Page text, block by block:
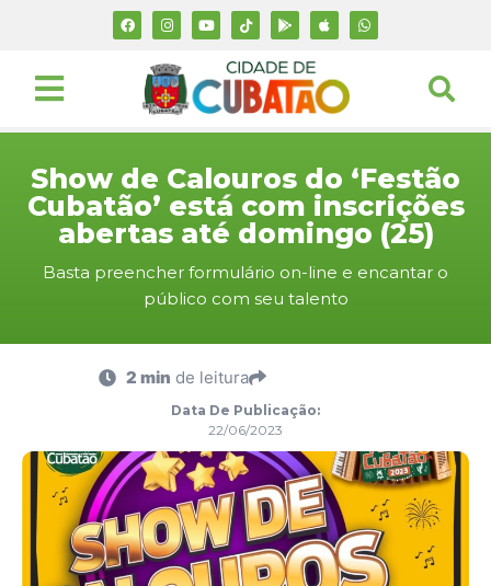
Show de Calouros do ‘Festão
Cubatão’ está com inscrições
abertas até domingo (25)
Basta preencher formulário on-line e encantar o
público com seu talento
2 min de leitura
Data De Publicação:
22/06/2023